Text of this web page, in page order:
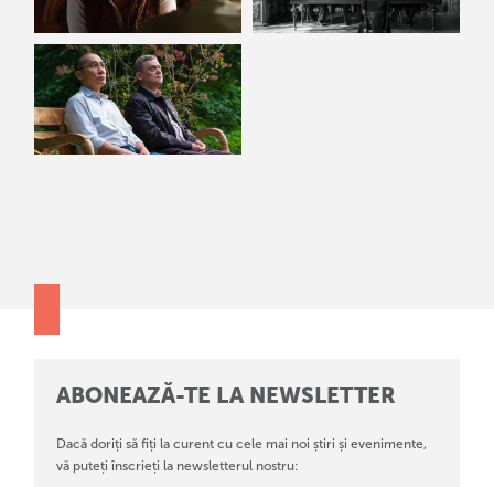
ABONEAZĂ-TE LA NEWSLETTER
Dacă doriți să fiți la curent cu cele mai noi știri și evenimente,
vă puteți înscrieți la newsletterul nostru: